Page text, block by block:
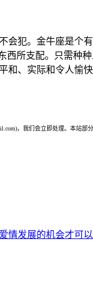
犯。金牛座是个
所支配。只需种
、实际和令人愉
，我们会立即处理。本站
发展的机会才可